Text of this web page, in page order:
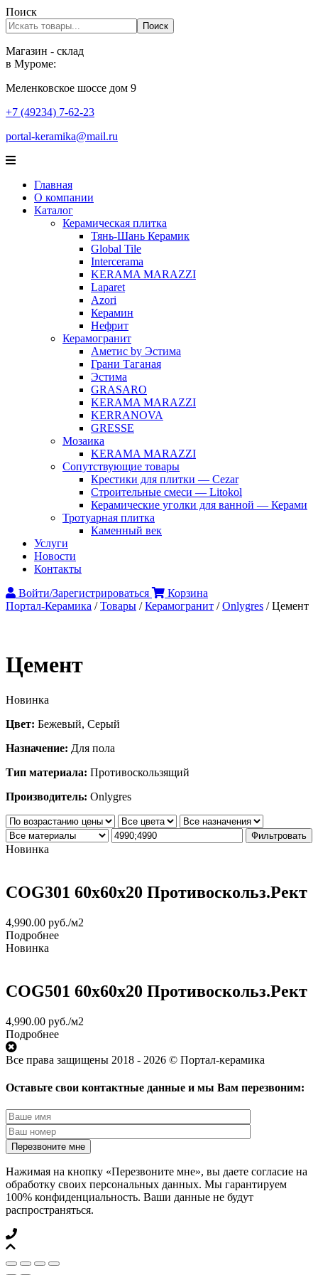
Поиск
Поиск
Магазин - склад
в Муроме:
Меленковское шоссе дом 9
+7 (49234) 7-62-23
portal-keramika@mail.ru
Главная
О компании
Каталог
Керамическая плитка
Тянь-Шань Керамик
Global Tile
Intercerama
KERAMA MARAZZI
Laparet
Аzori
Керамин
Нефрит
Керамогранит
Аметис by Эстима
Грани Таганая
Эстима
GRASARO
KERAMA MARAZZI
KERRANOVA
GRESSE
Мозаика
KERAMA MARAZZI
Сопутствующие товары
Крестики для плитки — Cezar
Строительные смеси — Litokol
Керамические уголки для ванной — Керами
Тротуарная плитка
Каменный век
Услуги
Новости
Контакты
Войти/Зарегистрироваться
Корзина
Портал-Керамика /Товары /Керамогранит /Onlygres /Цемент
Цемент
Новинка
Цвет: Бежевый, Серый
Назначение: Для пола
Тип материала: Противоскользящий
Производитель: Onlygres
Фильтровать
Новинка
COG301 60x60x20 Противоскольз.Рект
4,990.00 руб./м2
Подробнее
Новинка
COG501 60x60x20 Противоскольз.Рект
4,990.00 руб./м2
Подробнее
Все права защищены 2018 - 2026 © Портал-керамика
Оставьте свои контактные данные и мы Вам перезвоним:
Нажимая на кнопку «Перезвоните мне», вы даете согласие на
обработку своих персональных данных. Мы гарантируем
100% конфиденциальность. Ваши данные не будут
распространяться.